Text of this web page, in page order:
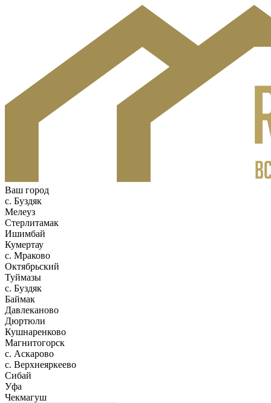
Ваш город
c. Буздяк
Мелеуз
Стерлитамак
Ишимбай
Кумертау
c. Мраково
Октябрьский
Туймазы
c. Буздяк
Баймак
Давлеканово
Дюртюли
Кушнаренково
Магнитогорск
с. Аскарово
с. Верхнеяркеево
Сибай
Уфа
Чекмагуш